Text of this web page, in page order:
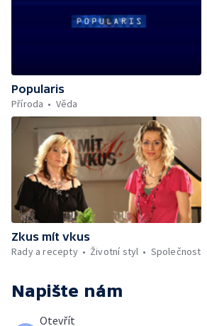
Popularis
Příroda
Věda
Zkus mít vkus
Rady a recepty
Životní styl Společnost
Napište nám
Otevřít